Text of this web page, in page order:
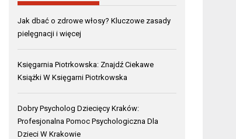
Jak dbać o zdrowe włosy? Kluczowe zasady
pielęgnacji i więcej
Księgarnia Piotrkowska: Znajdź Ciekawe
Książki W Księgarni Piotrkowska
Dobry Psycholog Dziecięcy Kraków:
Profesjonalna Pomoc Psychologiczna Dla
Dzieci W Krakowie